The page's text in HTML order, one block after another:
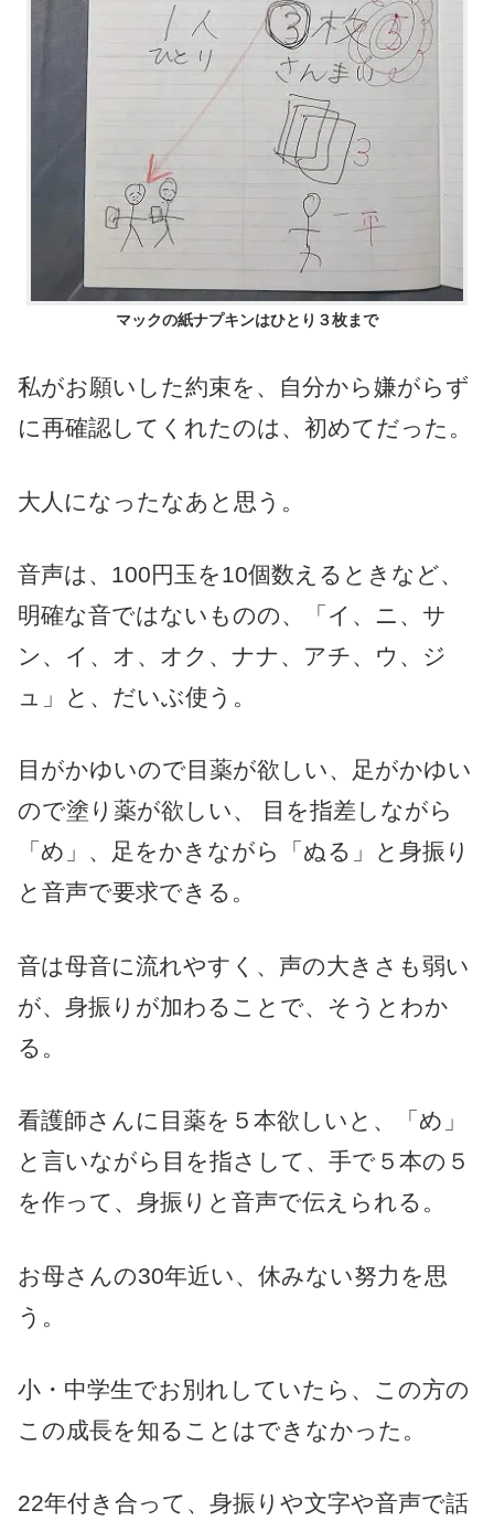
マックの紙ナプキンはひとり３枚まで
私がお願いした約束を、自分から嫌がらず
に再確認してくれたのは、初めてだった。
大人になったなあと思う。
音声は、100円玉を10個数えるときなど、
明確な音ではないものの、「イ、ニ、サ
ン、イ、オ、オク、ナナ、アチ、ウ、ジ
ュ」と、だいぶ使う。
目がかゆいので目薬が欲しい、足がかゆい
ので塗り薬が欲しい、 目を指差しながら
「め」、足をかきながら「ぬる」と身振り
と音声で要求できる。
音は母音に流れやすく、声の大きさも弱い
が、身振りが加わることで、そうとわか
る。
看護師さんに目薬を５本欲しいと、「め」
と言いながら目を指さして、手で５本の５
を作って、身振りと音声で伝えられる。
お母さんの30年近い、休みない努力を思
う。
小・中学生でお別れしていたら、この方の
この成長を知ることはできなかった。
22年付き合って、身振りや文字や音声で話